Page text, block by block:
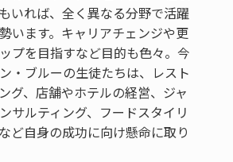
いれば、全く異なる分野で活躍
います。キャリアチェンジや更
プを目指すなど目的も色々。今
・ブルーの生徒たちは、レスト
グ、店舗やホテルの経営、ジャ
サルティング、フードスタイリ
ど自身の成功に向け懸命に取り